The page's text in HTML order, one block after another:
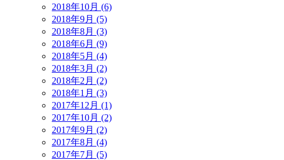
2018年10月 (6)
2018年9月 (5)
2018年8月 (3)
2018年6月 (9)
2018年5月 (4)
2018年3月 (2)
2018年2月 (2)
2018年1月 (3)
2017年12月 (1)
2017年10月 (2)
2017年9月 (2)
2017年8月 (4)
2017年7月 (5)